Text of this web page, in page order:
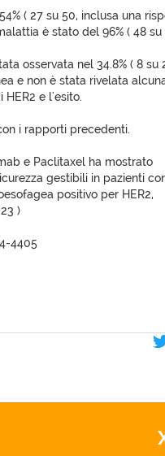
( 27 su 50, inclusa una
è stato del 96% ( 48 su
osservata nel 34.8% ( 8 su
e non è stata rivelata
HER2 e l'esito.
i rapporti precedenti.
e Paclitaxel ha mostrato
gestibili in pazienti
positivo per HER2,
)
4405